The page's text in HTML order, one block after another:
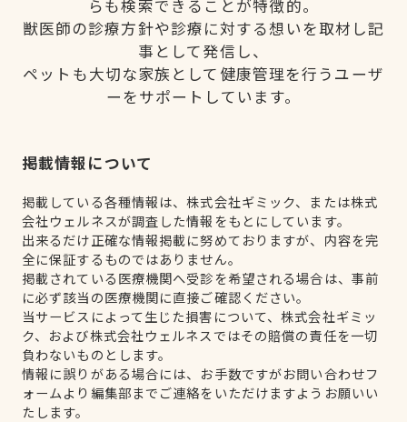
らも検索できることが特徴的。
獣医師の診療方針や診療に対する想いを取材し記
事として発信し、
ペットも大切な家族として健康管理を行うユーザ
ーをサポートしています。
掲載情報について
掲載している各種情報は、株式会社ギミック、または株式
会社ウェルネスが調査した情報をもとにしています。
出来るだけ正確な情報掲載に努めておりますが、内容を完
全に保証するものではありません。
掲載されている医療機関へ受診を希望される場合は、事前
に必ず該当の医療機関に直接ご確認ください。
当サービスによって生じた損害について、株式会社ギミッ
ク、および株式会社ウェルネスではその賠償の責任を一切
負わないものとします。
情報に誤りがある場合には、お手数ですがお問い合わせフ
ォームより編集部までご連絡をいただけますようお願いい
たします。